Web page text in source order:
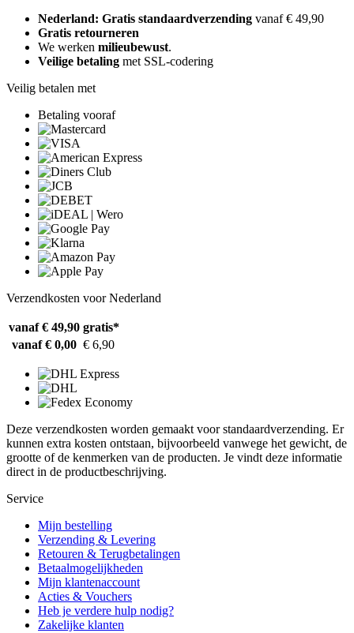
Nederland: Gratis standaardverzending vanaf € 49,90
Gratis retourneren
We werken milieubewust.
Veilige betaling met SSL-codering
Veilig betalen met
Betaling vooraf
Verzendkosten voor Nederland
vanaf € 49,90 gratis*
vanaf € 0,00 € 6,90
Deze verzendkosten worden gemaakt voor standaardverzending. Er
kunnen extra kosten ontstaan, bijvoorbeeld vanwege het gewicht, de
grootte of de kenmerken van de producten. Je vindt deze informatie
direct in de productbeschrijving.
Service
Mijn bestelling
Verzending & Levering
Retouren & Terugbetalingen
Betaalmogelijkheden
Mijn klantenaccount
Acties & Vouchers
Heb je verdere hulp nodig?
Zakelijke klanten